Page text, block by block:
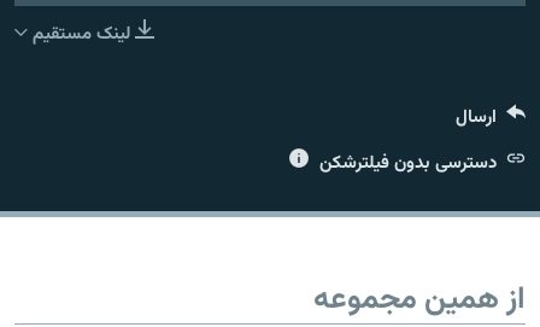
لینک مستقیم
ارسال
دسترسی بدون فیلترشکن
از همین مجموعه